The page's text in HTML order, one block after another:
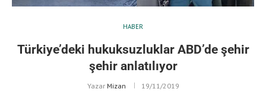
HABER
Türkiye’deki hukuksuzluklar ABD’de şehir
şehir anlatılıyor
Yazar Mizan 19/11/2019